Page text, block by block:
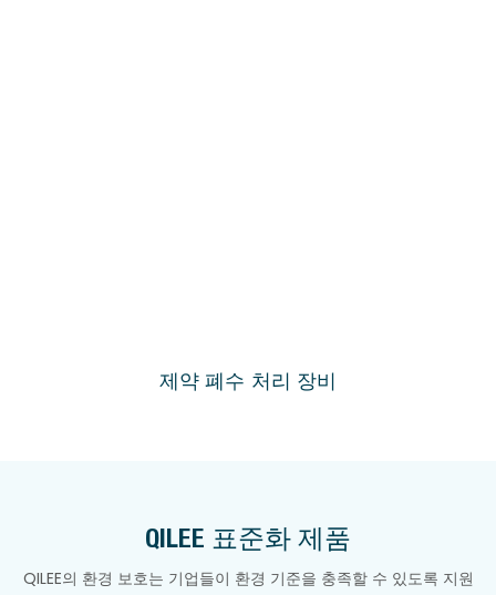
제약 폐수 처리 장비
QILEE 표준화 제품
QILEE의 환경 보호는 기업들이 환경 기준을 충족할 수 있도록 지원